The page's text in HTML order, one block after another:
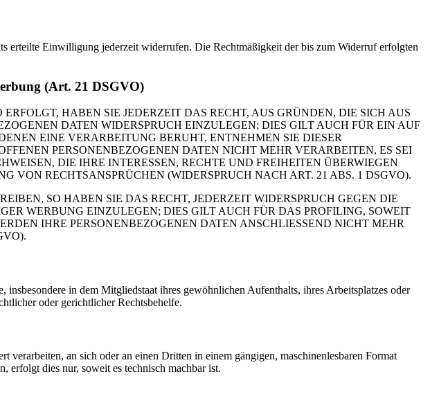
erteilte Einwilligung jederzeit widerrufen. Die Rechtmäßigkeit der bis zum Widerruf erfolgten
(Art. 21 DSGVO)
HABEN SIE JEDERZEIT DAS RECHT, AUS GRÜNDEN, DIE SICH AUS
DATEN WIDERSPRUCH EINZULEGEN; DIES GILT AUCH FÜR EIN AUF
EINE VERARBEITUNG BERUHT, ENTNEHMEN SIE DIESER
PERSONENBEZOGENEN DATEN NICHT MEHR VERARBEITEN, ES SEI
DIE IHRE INTERESSEN, RECHTE UND FREIHEITEN ÜBERWIEGEN
RECHTSANSPRÜCHEN (WIDERSPRUCH NACH ART. 21 ABS. 1 DSGVO).
SO HABEN SIE DAS RECHT, JEDERZEIT WIDERSPRUCH GEGEN DIE
WERBUNG EINZULEGEN; DIES GILT AUCH FÜR DAS PROFILING, SOWEIT
IHRE PERSONENBEZOGENEN DATEN ANSCHLIESSEND NICHT MEHR
in dem Mitgliedstaat ihres gewöhnlichen Aufenthalts, ihres Arbeitsplatzes oder
oder gerichtlicher Rechtsbehelfe.
an sich oder an einen Dritten in einem gängigen, maschinenlesbaren Format
erfolgt dies nur, soweit es technisch machbar ist.